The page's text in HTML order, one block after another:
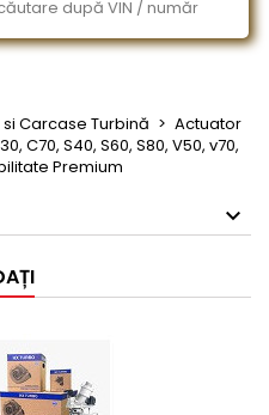
după VIN / număr
Carcase Turbină
Actuator
C70, S40, S60, S80, V50, v70,
Premium